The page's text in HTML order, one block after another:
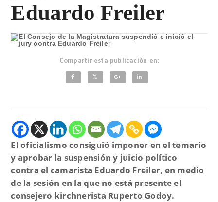
Eduardo Freiler
Compartir esta publicación en:
El oficialismo consiguió imponer en el temario
y aprobar la suspensión y juicio político
contra el camarista Eduardo Freiler, en medio
de la sesión en la que no está presente el
consejero kirchnerista Ruperto Godoy.